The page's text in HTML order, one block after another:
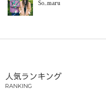
So_maru
人気ランキング
RANKING